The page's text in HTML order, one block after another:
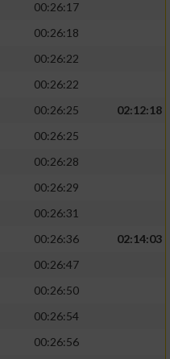
00:26:17
00:26:18
00:26:22
00:26:22
00:26:25
02:12:18
00:26:25
00:26:28
00:26:29
00:26:31
00:26:36
02:14:03
00:26:47
00:26:50
00:26:54
00:26:56